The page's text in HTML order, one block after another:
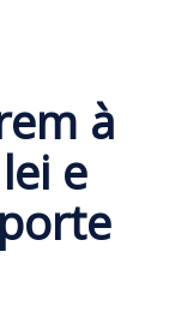
à
e